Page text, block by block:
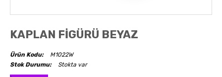
KAPLAN FİGÜRÜ BEYAZ
Ürün Kodu:
M1022W
Stok Durumu:
Stokta var